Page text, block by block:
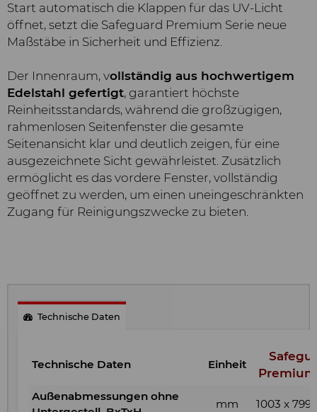
Start automatisch die Klappen für das UV-Licht
öffnet, setzt die Safeguard Premium Serie neue
Maßstäbe in Sicherheit und Effizienz.
Der Innenraum, vollständig aus hochwertigem
Edelstahl gefertigt, garantiert höchste
Reinheitsstandards, während die großzügigen,
rahmenlosen Seitenfenster die gesamte
Seitenansicht klar und deutlich zeigen, für eine
ausgezeichnete Sicht gewährleistet. Zusätzlich
ermöglicht es das vordere Fenster, vollständig
geöffnet zu werden, um einen uneingeschränkten
Zugang für Reinigungszwecke zu bieten.
Technische Daten
Technische Daten Einheit
Außenabmessungen ohne
mm 1003 x 799